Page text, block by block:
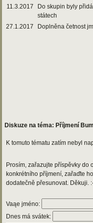
11.3.2017
Do skupin byly
státech
27.1.2017
Doplněna četnost
Diskuze na téma: Příjmení
K tomuto tématu zatím nebyl
Prosím, zařazujte příspěvky do
konkrétního příjmení, zařaďte
dodatečně přesunovat. Děkuji.
Vaąe jméno:
Dnes má svátek: